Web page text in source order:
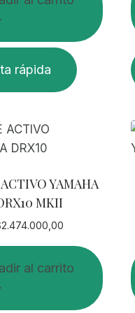
rápida
YAMAHA
MKII
2.474.000,00
al carrito